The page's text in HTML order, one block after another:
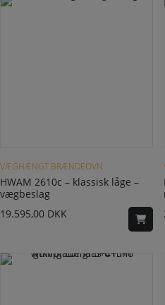
VÆGHÆNGT BRÆNDEOVN
HWAM 2610c – klassisk låge –
vægbeslag
19.595,00 DKK